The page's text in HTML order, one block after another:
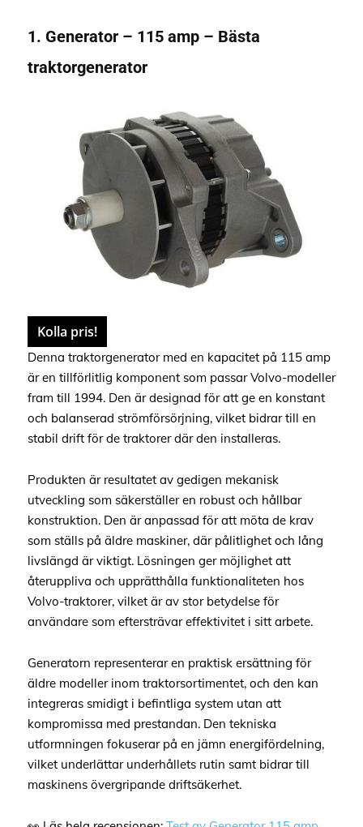
1. Generator – 115 amp – Bästa
traktorgenerator
Kolla pris!
Denna traktorgenerator med en kapacitet på 115 amp
är en tillförlitlig komponent som passar Volvo-modeller
fram till 1994. Den är designad för att ge en konstant
och balanserad strömförsörjning, vilket bidrar till en
stabil drift för de traktorer där den installeras.
Produkten är resultatet av gedigen mekanisk
utveckling som säkerställer en robust och hållbar
konstruktion. Den är anpassad för att möta de krav
som ställs på äldre maskiner, där pålitlighet och lång
livslängd är viktigt. Lösningen ger möjlighet att
återuppliva och upprätthålla funktionaliteten hos
Volvo-traktorer, vilket är av stor betydelse för
användare som eftersträvar effektivitet i sitt arbete.
Generatorn representerar en praktisk ersättning för
äldre modeller inom traktorsortimentet, och den kan
integreras smidigt i befintliga system utan att
kompromissa med prestandan. Den tekniska
utformningen fokuserar på en jämn energifördelning,
vilket underlättar underhållets rutin samt bidrar till
maskinens övergripande driftsäkerhet.